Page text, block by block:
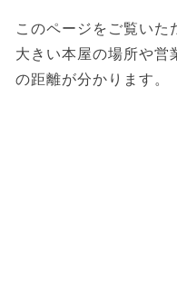
このページをご覧いた
大きい本屋の場所や営
の距離が分かります。